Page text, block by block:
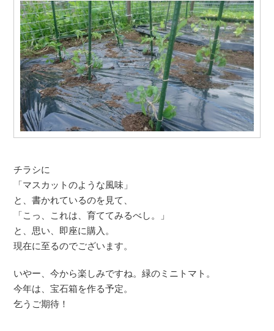
チラシに
「マスカットのような風味」
と、書かれているのを見て、
「こっ、これは、育ててみるべし。」
と、思い、即座に購入。
現在に至るのでございます。
いやー、今から楽しみですね。緑のミニトマト。
今年は、宝石箱を作る予定。
乞うご期待！